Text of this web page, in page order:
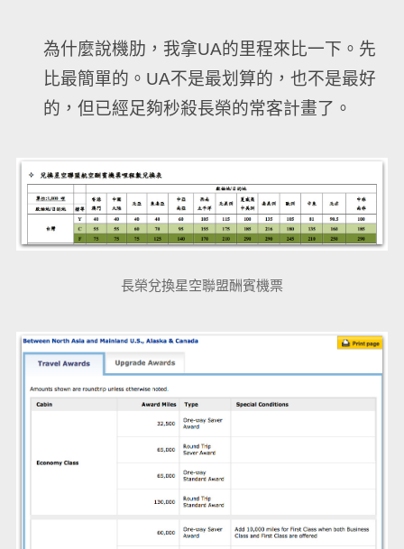
為什麼說機肋，我拿UA的里程來比一下。先
比最簡單的。UA不是最划算的，也不是最好
的，但已經足夠秒殺長榮的常客計畫了。
長榮兌換星空聯盟酬賓機票